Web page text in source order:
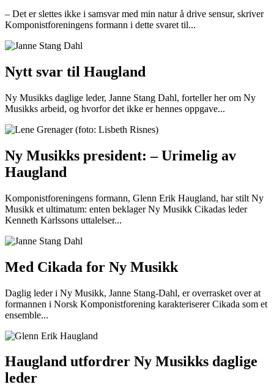
– Det er slettes ikke i samsvar med min natur å drive sensur, skriver
Komponistforeningens formann i dette svaret til...
Nytt svar til Haugland
Ny Musikks daglige leder, Janne Stang Dahl, forteller her om Ny
Musikks arbeid, og hvorfor det ikke er hennes oppgave...
Ny Musikks president: – Urimelig av
Haugland
Komponistforeningens formann, Glenn Erik Haugland, har stilt Ny
Musikk et ultimatum: enten beklager Ny Musikk Cikadas leder
Kenneth Karlssons uttalelser...
Med Cikada for Ny Musikk
Daglig leder i Ny Musikk, Janne Stang-Dahl, er overrasket over at
formannen i Norsk Komponistforening karakteriserer Cikada som et
ensemble...
Haugland utfordrer Ny Musikks daglige
leder